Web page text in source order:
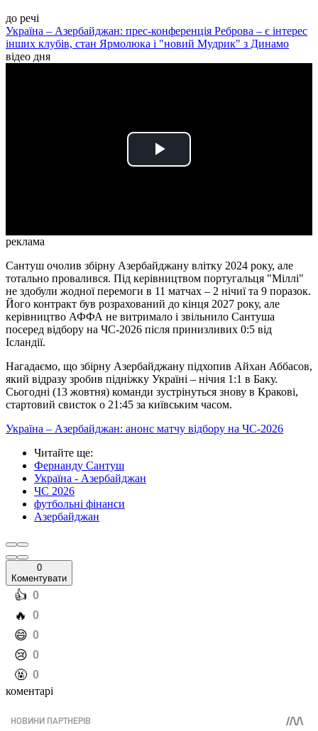
до речі
Україна – Азербайджан: прес-конференція Реброва – є інтерес
інших клубів, стан Ярмолюка і "новий Мудрик" з Динамо
відео дня
Play
реклама
Сантуш очолив збірну Азербайджану влітку 2024 року, але
тотально провалився. Під керівництвом португальця "Міллі"
не здобули жодної перемоги в 11 матчах – 2 нічиї та 9 поразок.
Його контракт був розрахований до кінця 2027 року, але
керівництво АФФА не витримало і звільнило Сантуша
посеред відбору на ЧС-2026 після принизливих 0:5 від
Ісландії.
Нагадаємо, що збірну Азербайджану підхопив Айхан Аббасов,
який відразу зробив підніжку Україні – нічия 1:1 в Баку.
Сьогодні (13 жовтня) команди зустрінуться знову в Кракові,
стартовий свисток о 21:45 за київським часом.
Україна – Азербайджан: анонс матчу відбору на ЧС-2026
Читайте ще:
Фернанду Сантуш
Україна - Азербайджан
ЧС 2026
футбольні фінанси
Азербайджан
0
Коментувати
️👍 0
️🔥 0
️😄 0
️😢 0
️🤬 0
коментарі